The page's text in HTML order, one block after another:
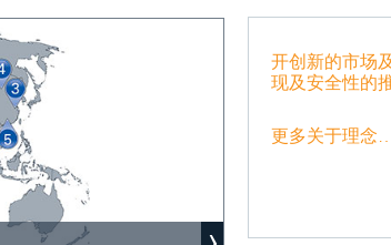
开创新的市场
现及安全性的
更多关于理念